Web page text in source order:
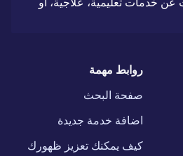
روابط مهمة
صفحة البحث
اضافة خدمة جديدة
كيف يمكنك تعزيز ظهورك